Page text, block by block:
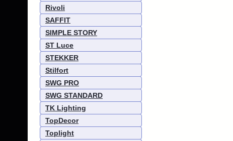
Rivoli
SAFFIT
SIMPLE STORY
ST Luce
STEKKER
Stilfort
SWG PRO
SWG STANDARD
TK Lighting
TopDecor
Toplight